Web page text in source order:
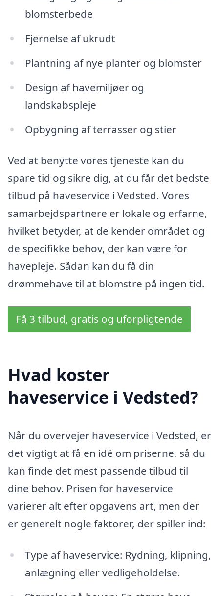
blomsterbede
Fjernelse af ukrudt
Plantning af nye planter og blomster
Design af havemiljøer og
landskabspleje
Opbygning af terrasser og stier
Ved at benytte vores tjeneste kan du
spare tid og sikre dig, at du får det bedste
tilbud på haveservice i Vedsted. Vores
samarbejdspartnere er lokale og erfarne,
hvilket betyder, at de kender området og
de specifikke behov, der kan være for
havepleje. Sådan kan du få din
drømmehave til at blomstre på ingen tid.
Få 3 tilbud, gratis og uforpligtende
Hvad koster
haveservice i Vedsted?
Når du overvejer haveservice i Vedsted, er
det vigtigt at få en idé om priserne, så du
kan finde det mest passende tilbud til
dine behov. Prisen for haveservice
varierer alt efter opgavens art, men der
er generelt nogle faktorer, der spiller ind:
Type af haveservice: Rydning, klipning,
anlægning eller vedligeholdelse.